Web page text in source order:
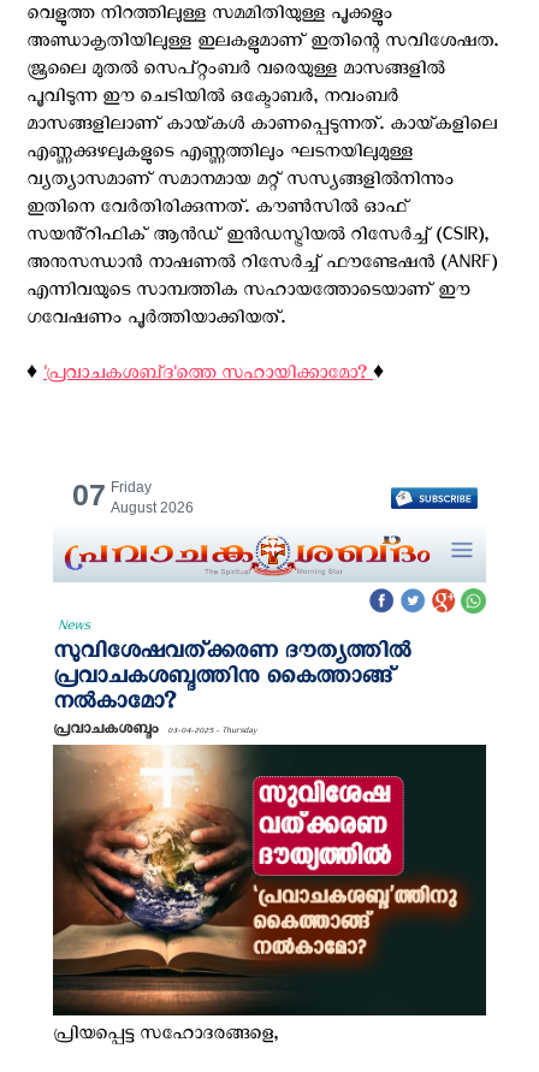
വെളുത്ത നിറത്തിലുള്ള സമമിതിയുള്ള പൂക്കളും
അണ്ഡാകൃതിയിലുള്ള ഇലകളുമാണ് ഇതിന്റെ സവിശേഷത.
ജൂലൈ മുതൽ സെപ്റ്റംബർ വരെയുള്ള മാസങ്ങളിൽ
പൂവിടുന്ന ഈ ചെടിയിൽ ഒക്ടോബർ, നവംബർ
മാസങ്ങളിലാണ് കായ്‌കൾ കാണപ്പെടുന്നത്. കായ്‌കളിലെ
എണ്ണക്കുഴലുകളുടെ എണ്ണത്തിലും ഘടനയിലുമുള്ള
വ്യത്യാസമാണ് സമാനമായ മറ്റ് സസ്യങ്ങളിൽനിന്നും
ഇതിനെ വേർതിരിക്കുന്നത്. കൗൺസിൽ ഓഫ്
സയൻ്റിഫിക് ആൻഡ് ഇൻഡസ്ട്രിയൽ റിസേർച്ച് (CSIR),
അനുസന്ധാൻ നാഷണൽ റിസേർച്ച് ഫൗണ്ടേഷൻ (ANRF)
എന്നിവയുടെ സാമ്പത്തിക സഹായത്തോടെയാണ് ഈ
ഗവേഷണം പൂർത്തിയാക്കിയത്.
♦️ 'പ്രവാചകശബ്‌ദ'ത്തെ സഹായിക്കാമോ?♦️